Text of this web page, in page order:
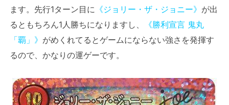
ます。先行1ターン目に 《ジョリー・ザ・ジョニー》 が出
るともちろん1人勝ちになりますし、
《勝利宣言 鬼丸
「覇」》 がめくれてるとゲームにならない強さを発揮す
るので、かなりの運ゲーです。